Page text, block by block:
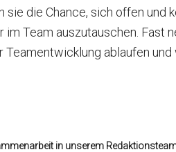
sie die Chance, sich offen und
Team auszutauschen. Fast
ablaufen und
in unserem